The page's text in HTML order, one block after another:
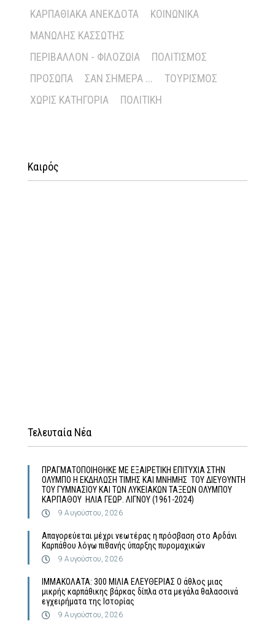
ΚΑΡΠΑΘΙΑΚΆ ΑΝΈΚΔΟΤΑ
ΚΟΙΝΩΝΙΚΆ
ΜΑΝΏΛΗΣ ΚΑΣΣΏΤΗΣ
ΠΕΡΙΒΆΛΛΟΝ - ΦΙΛΟΖΩΊΑ
ΠΟΛΙΤΙΣΜΌΣ
ΠΡΌΣΩΠΑ
ΣΑΝ ΣΉΜΕΡΑ ...
ΤΟΥΡΙΣΜΌΣ
ΧΩΡΊΣ ΚΑΤΗΓΟΡΊΑ
ΠΟΛΙΤΙΚΉ
Καιρός
Τελευταία Νέα
ΠΡΑΓΜΑΤΟΠΟΙΗΘΗΚΕ ΜΕ ΕΞΑΙΡΕΤΙΚΗ ΕΠΙΤΥΧΙΑ ΣΤΗΝ
ΟΛΥΜΠΟ Η ΕΚΔΗΛΩΣΗ ΤΙΜΗΣ ΚΑΙ ΜΝΗΜΗΣ ΤΟΥ ΔΙΕΥΘΥΝΤΗ
ΤΟΥ ΓΥΜΝΑΣΙΟΥ ΚΑΙ ΤΩΝ ΛΥΚΕΙΑΚΩΝ ΤΑΞΕΩΝ ΟΛΥΜΠΟΥ
ΚΑΡΠΑΘΟΥ ΗΛΙΑ ΓΕΩΡ. ΛΙΓΝΟΥ (1961-2024)
9 Αυγούστου, 2026
Απαγορεύεται μέχρι νεωτέρας η πρόσβαση στο Αρδάνι
Καρπάθου λόγω πιθανής ύπαρξης πυρομαχικών
9 Αυγούστου, 2026
ΙΜΜΑΚΟΛΑΤΑ: 300 ΜΙΛΙΑ ΕΛΕΥΘΕΡΙΑΣ Ο άθλος μιας
μικρής καρπάθικης βάρκας δίπλα στα μεγάλα θαλασσινά
εγχειρήματα της Ιστορίας
9 Αυγούστου, 2026